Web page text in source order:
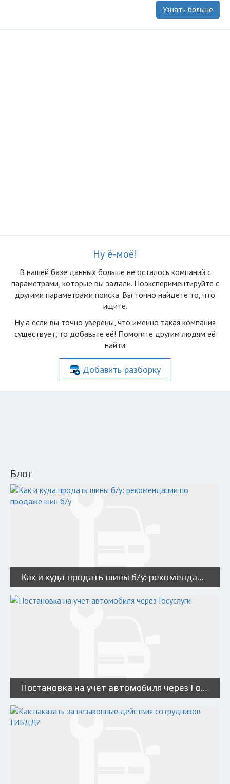
Узнать больше
Ну ё-моё!
В нашей базе данных больше не осталоcь компаний с
параметрами, которые вы задали. Поэкспериментируйте с
другими параметрами поиска. Вы точно найдете то, что
ищите.
Ну а если вы точно уверены, что именно такая компания
существует, то добавьте её! Помогите другим людям её
найти
Добавить разборку
Блог
Как и куда продать шины б/у: рекомендации по продаже шин б/у
Постановка на учет автомобиля через Госуслуги